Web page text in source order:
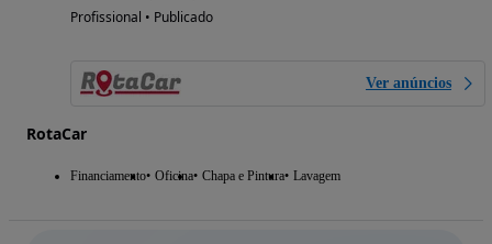
Profissional • Publicado
Ver anúncios
RotaCar
Financiamento Oficina Chapa e Pintura Lavagem